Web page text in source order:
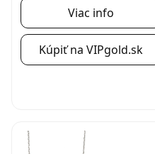
Viac info
Kúpiť na VIPgold.sk